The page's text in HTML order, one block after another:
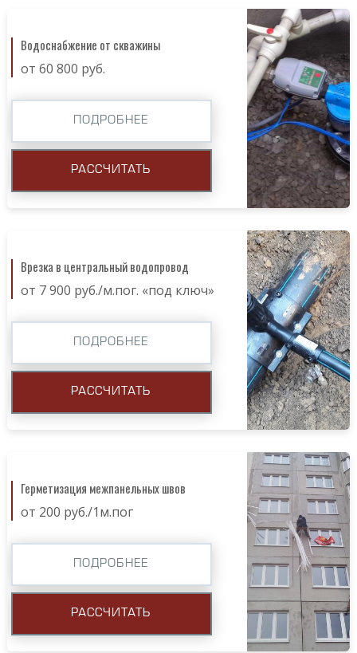
Водоснабжение от скважины
от 60 800 руб.
ПОДРОБНЕЕ
РАССЧИТАТЬ
Врезка в центральный водопровод
от 7 900 руб./м.пог. «под ключ»
ПОДРОБНЕЕ
РАССЧИТАТЬ
Герметизация межпанельных швов
от 200 руб./1м.пог
ПОДРОБНЕЕ
РАССЧИТАТЬ